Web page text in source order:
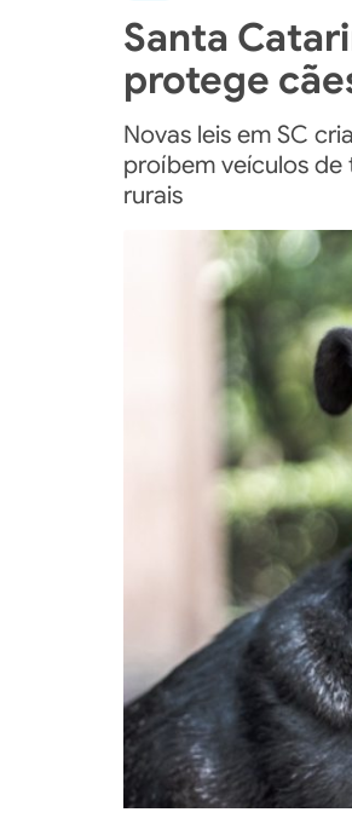
Santa
protege
Novas leis em SC
proíbem veículos de
rurais